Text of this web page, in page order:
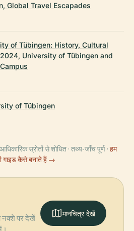
Global Travel Escapades
of Tübingen: History, Cultural
University of Tübingen and
of Tübingen
स्रोतों से शोधित · तथ्य-जाँच पूर्ण · हम
गाइड कैसे बनाते हैं →
नक्शे पर देखें
मानचित्र देखें